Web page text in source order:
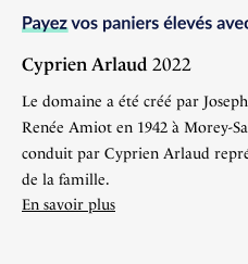
Cyprien Arlaud 2022
Le domaine a été créé par
Renée Amiot en 1942 à Morey-
conduit par Cyprien Arlaud
de la famille.
En savoir plus